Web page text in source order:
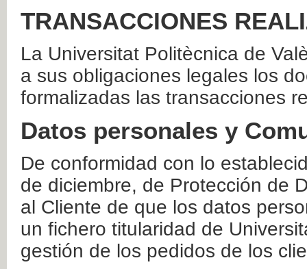
TRANSACCIONES
La Universitat Politècnica de
a sus obligaciones legales los
formalizadas las transacciones
Datos personales y
De conformidad con lo
de diciembre, de Protección de
al Cliente de que los datos
un fichero titularidad de
gestión de los pedidos de los